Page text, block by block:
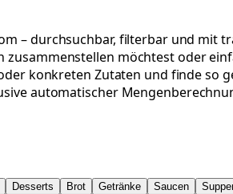
– durchsuchbar, filterbar und mit
zusammenstellen möchtest oder
konkreten Zutaten und finde so
automatischer
Desserts Brot Getränke Saucen